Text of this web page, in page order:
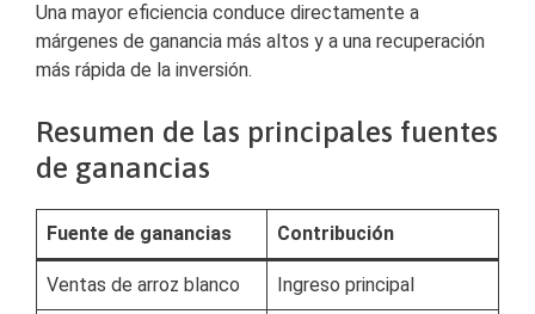
Una mayor eficiencia conduce directamente a
márgenes de ganancia más altos y a una recuperación
más rápida de la inversión.
Resumen de las principales fuentes
de ganancias
Fuente de ganancias Contribución
Ventas de arroz blanco Ingreso principal